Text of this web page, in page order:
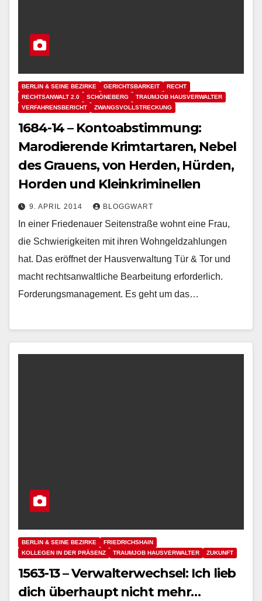
BERLIN & SEINE BEZIRKE GERICHTSBARKEIT
RECHT
RECHTSANWALT 2.0
SCHÖNEBERG
TRAUMJOB HAUSVERWALTER
VERFAHRENSBERICHT
ZWANGSVOLLSTRECKUNG
1684-14 – Kontoabstimmung:
Marodierende Krimtartaren, Nebel
des Grauens, von Herden, Hürden,
Horden und Kleinkriminellen
9. APRIL 2014 BLOGGWART
In einer Friedenauer Seitenstraße wohnt eine Frau,
die Schwierigkeiten mit ihren Wohngeldzahlungen
hat. Das eröffnet der Hausverwaltung Tür & Tor und
macht rechtsanwaltliche Bearbeitung erforderlich.
Forderungsmanagement. Es geht um das…
BERLIN & SEINE BEZIRKE
FRIEDRICHSHAIN
KOLLEGEN IN DER PRÄSENZ
TRAUMJOB HAUSVERWALTER ZUKUNFT
1563-13 – Verwalterwechsel: Ich lieb
dich überhaupt nicht mehr…